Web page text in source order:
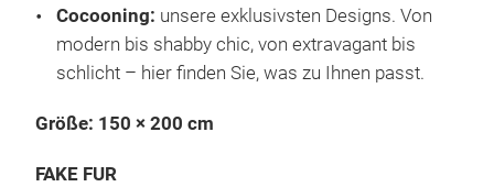
Cocooning: unsere exklusivsten Designs. Von
modern bis shabby chic, von extravagant bis
schlicht – hier finden Sie, was zu Ihnen passt.
Größe: 150 × 200 cm
FAKE FUR